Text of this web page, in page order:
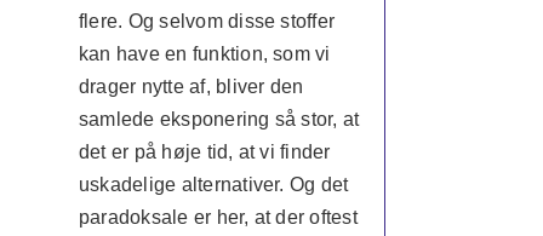
flere. Og selvom disse stoffer
kan have en funktion, som vi
drager nytte af, bliver den
samlede eksponering så stor, at
det er på høje tid, at vi finder
uskadelige alternativer. Og det
paradoksale er her, at der oftest